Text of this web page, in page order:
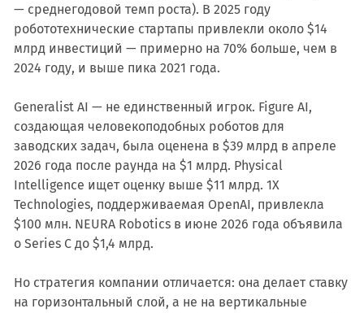
— среднегодовой темп роста). В 2025 году
робототехнические стартапы привлекли около $14
млрд инвестиций — примерно на 70% больше, чем в
2024 году, и выше пика 2021 года.
Generalist AI — не единственный игрок. Figure AI,
создающая человекоподобных роботов для
заводских задач, была оценена в $39 млрд в апреле
2026 года после раунда на $1 млрд. Physical
Intelligence ищет оценку выше $11 млрд. 1X
Technologies, поддерживаемая OpenAI, привлекла
$100 млн. NEURA Robotics в июне 2026 года объявила
о Series C до $1,4 млрд.
Но стратегия компании отличается: она делает ставку
на горизонтальный слой, а не на вертикальные